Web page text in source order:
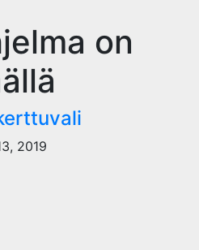
on
2019